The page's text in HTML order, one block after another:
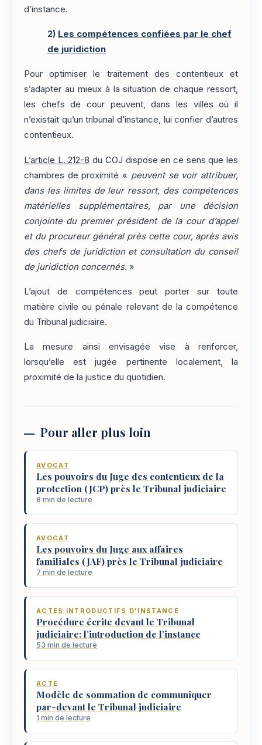
d’instance.
2) Les compétences confiées par le chef
de juridiction
Pour optimiser le traitement des contentieux et
s’adapter au mieux à la situation de chaque ressort,
les chefs de cour peuvent, dans les villes où il
n’existait qu’un tribunal d’instance, lui confier d’autres
contentieux.
L’article L. 212-8 du COJ dispose en ce sens que les
chambres de proximité « peuvent se voir attribuer,
dans les limites de leur ressort, des compétences
matérielles supplémentaires, par une décision
conjointe du premier président de la cour d’appel
et du procureur général près cette cour, après avis
des chefs de juridiction et consultation du conseil
de juridiction concernés. »
L’ajout de compétences peut porter sur toute
matière civile ou pénale relevant de la compétence
du Tribunal judiciaire.
La mesure ainsi envisagée vise à renforcer,
lorsqu’elle est jugée pertinente localement, la
proximité de la justice du quotidien.
Pour aller plus loin
AVOCAT
Les pouvoirs du Juge des contentieux de la
protection (JCP) près le Tribunal judiciaire
8 min de lecture
AVOCAT
Les pouvoirs du Juge aux affaires
familiales (JAF) près le Tribunal judiciaire
7 min de lecture
ACTES INTRODUCTIFS D'INSTANCE
Procédure écrite devant le Tribunal
judiciaire: l’introduction de l’instance
53 min de lecture
ACTE
Modèle de sommation de communiquer
par-devant le Tribunal judiciaire
1 min de lecture